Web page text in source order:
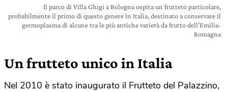
Il parco di Villa Ghigi a Bologna ospita un frutteto particolare,
probabilmente il primo di questo genere in Italia, destinato a conservare il
germoplasma di alcune tra le più antiche varietà da frutto dell’Emilia-
Romagna
Un frutteto unico in Italia
Nel 2010 è stato inaugurato il Frutteto del Palazzino,